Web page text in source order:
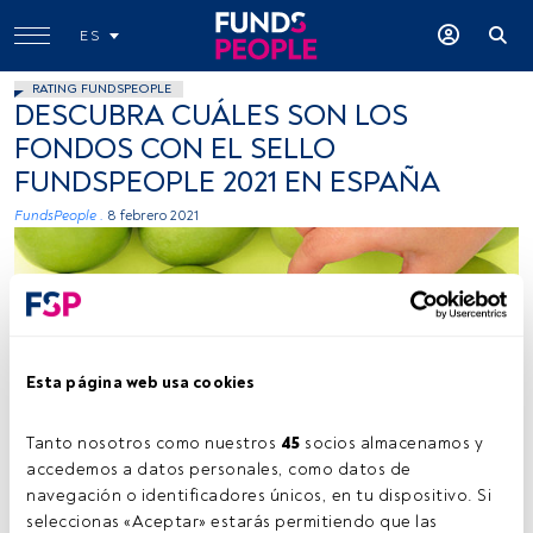
Esta página web usa cookies
Tanto nosotros como nuestros 45 socios almacenamos y
accedemos a datos personales, como datos de
navegación o identificadores únicos, en tu dispositivo. Si
seleccionas «Aceptar» estarás permitiendo que las
ES
RATING FUNDSPEOPLE
DESCUBRA CUÁLES SON LOS
FONDOS CON EL SELLO
FUNDSPEOPLE 2021 EN ESPAÑA
FundsPeople . 8 febrero 2021
Tiempo lectura: 3 min.